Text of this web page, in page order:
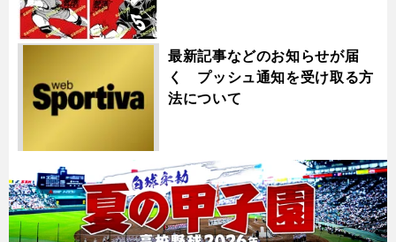
最新記事などのお知らせが届
く プッシュ通知を受け取る方
法について